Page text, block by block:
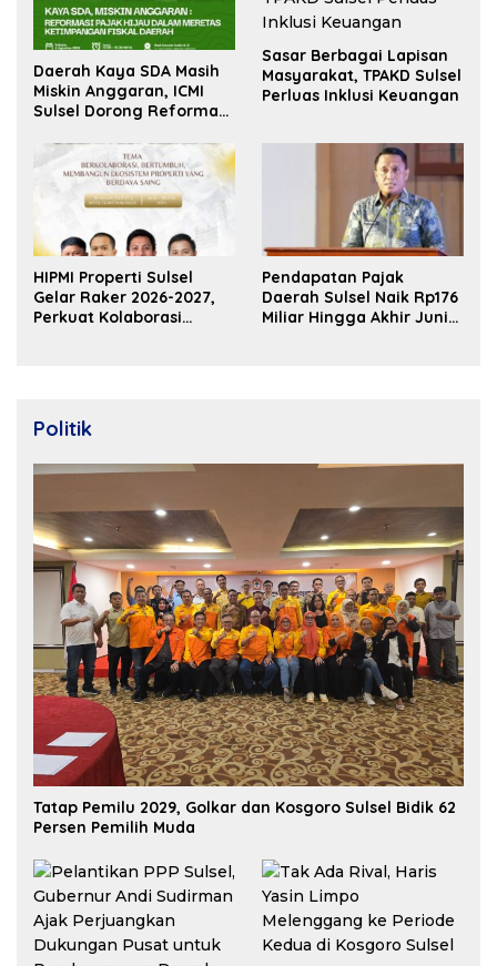
Daerah Kaya SDA Masih
Miskin Anggaran, ICMI
Sulsel Dorong Reformasi
Sasar Berbagai Lapisan
Masyarakat, TPAKD Sulsel
Perluas Inklusi Keuangan
HIPMI Properti Sulsel
Gelar Raker 2026-2027,
Perkuat Kolaborasi
Pendapatan Pajak
Daerah Sulsel Naik Rp176
Miliar Hingga Akhir Juni
Politik
Tatap Pemilu 2029, Golkar dan Kosgoro Sulsel Bidik 62
Persen Pemilih Muda